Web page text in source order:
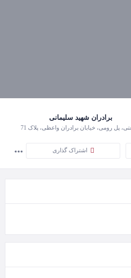
برادران شهید سلیمانی
پل رومی، خیابان برادران واعظی، پلاک 71
اشتراک گذاری